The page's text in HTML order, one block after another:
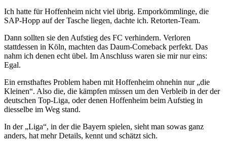
Ich hatte für Hoffenheim nicht viel übrig. Emporkömmlinge, die
SAP-Hopp auf der Tasche liegen, dachte ich. Retorten-Team.
Dann sollten sie den Aufstieg des FC verhindern. Verloren
stattdessen in Köln, machten das Daum-Comeback perfekt. Das
nahm ich denen echt übel. Im Anschluss waren sie mir nur eins:
Egal.
Ein ernsthaftes Problem haben mit Hoffenheim ohnehin nur „die
Kleinen“. Also die, die kämpfen müssen um den Verbleib in der der
deutschen Top-Liga, oder denen Hoffenheim beim Aufstieg in
diesselbe im Weg stand.
In der „Liga“, in der die Bayern spielen, sieht man sowas ganz
anders, hat mehr Details, kennt und schätzt sich.